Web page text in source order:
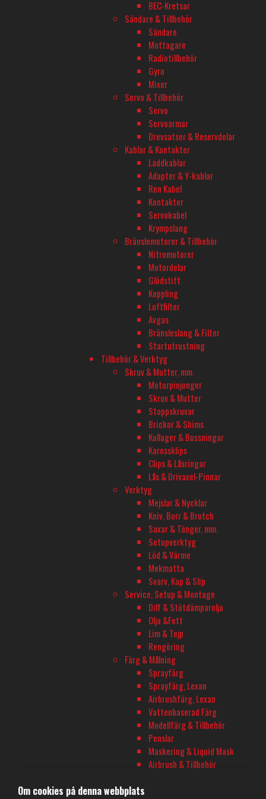
BEC-Kretsar
Sändare & Tillbehör
Sändare
Mottagare
Radiotillbehör
Gyro
Mixer
Servo & Tillbehör
Servo
Servoarmar
Drevsatser & Reservdelar
Kablar & Kontakter
Laddkablar
Adapter & Y-kablar
Ren Kabel
Kontakter
Servokabel
Krympslang
Bränslemotorer & Tillbehör
Nitromotorer
Motordelar
Glödstift
Koppling
Luftfilter
Avgas
Bränsleslang & Filter
Startutrustning
Tillbehör & Verktyg
Skruv & Mutter, mm.
Motorpinjonger
Skruv & Mutter
Stoppskruvar
Brickor & Shims
Kullager & Bussningar
Karossklips
Clips & Låsringar
Lås & Drivaxel-Pinnar
Verktyg
Mejslar & Nycklar
Kniv, Borr & Brotch
Saxar & Tänger, mm.
Setupverktyg
Löd & Värme
Mekmatta
Svarv, Kap & Slip
Service, Setup & Montage
Diff & Stötdämparolja
Olja &Fett
Lim & Tejp
Rengöring
Färg & Målning
Sprayfärg
Sprayfärg, Lexan
Airbrushfärg, Lexan
Vattenbaserad Färg
Modellfärg & Tillbehör
Penslar
Maskering & Liquid Mask
Airbrush & Tillbehör
Tillverkarens info
YTTERLIGARE INFORMATION
BUTIK - BARKARBY HOBBY
ÖPPETTIDER - BARKARBY HOBBY
Om cookies på denna webbplats